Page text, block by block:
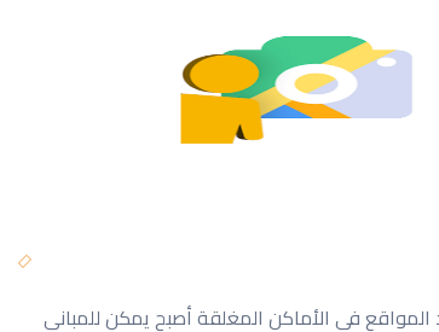
المواقع في الأماكن المغلقة أصبح يمكن للمباني